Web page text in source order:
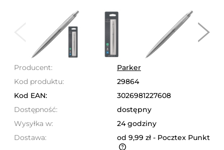
Producent:
Parker
Kod produktu:
29864
Kod EAN:
3026981227608
Dostępność:
dostępny
Wysyłka w:
24 godziny
Dostawa:
od 9,99 zł - Pocztex Punkt